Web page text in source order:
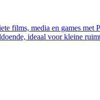
films, media en games
ideaal voor kleine